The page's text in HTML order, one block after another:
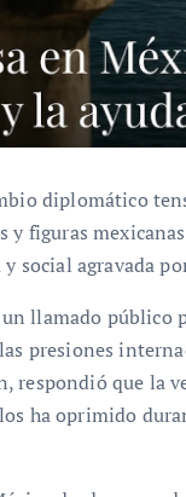
diplomático
y figuras
social agravada
llamado público
presiones
respondió que la
ha oprimido